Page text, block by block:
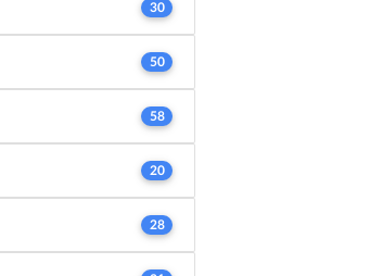
30
50
58
20
28